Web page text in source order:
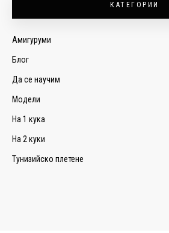
КАТЕГОРИИ
Амигуруми
Блог
Да се научим
Модели
На 1 кука
На 2 куки
Тунизийско плетене